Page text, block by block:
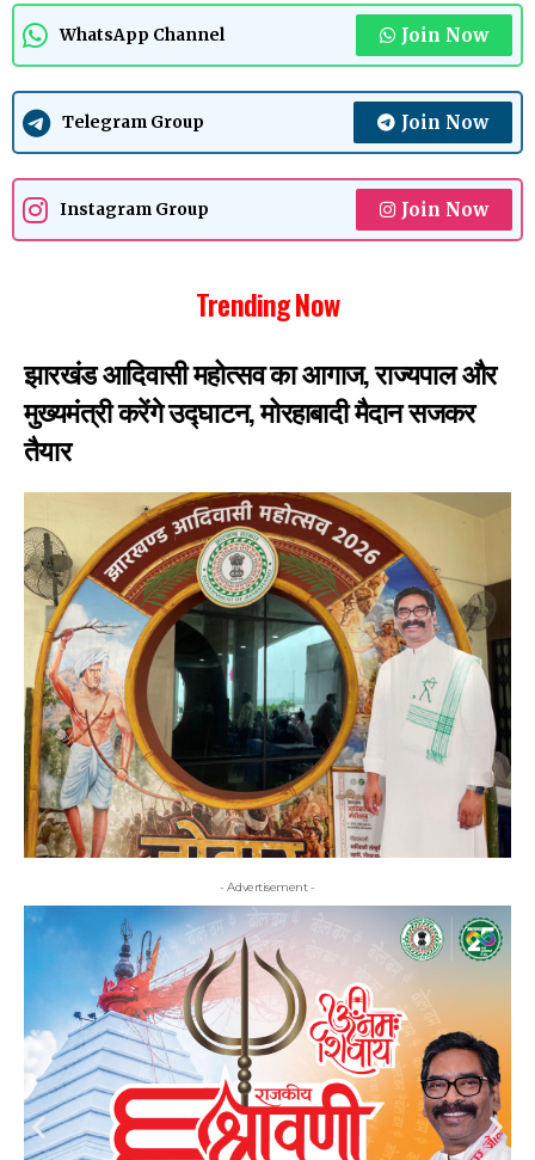
WhatsApp Channel Join Now
Telegram Group Join Now
Instagram Group Join Now
Trending Now
झारखंड आदिवासी महोत्सव का आगाज, राज्यपाल और
मुख्यमंत्री करेंगे उद्घाटन, मोरहाबादी मैदान सजकर
तैयार
- Advertisement -